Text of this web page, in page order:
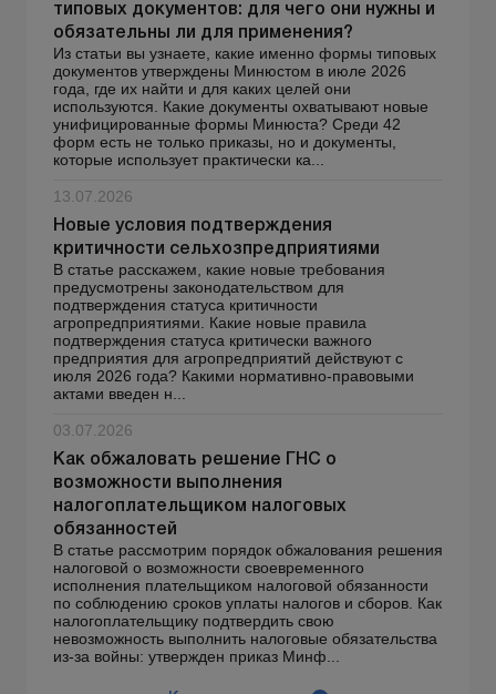
типовых документов: для чего они нужны и
обязательны ли для применения?
Из статьи вы узнаете, какие именно формы типовых
документов утверждены Минюстом в июле 2026
года, где их найти и для каких целей они
используются. Какие документы охватывают новые
унифицированные формы Минюста? Среди 42
форм есть не только приказы, но и документы,
которые использует практически ка...
13.07.2026
Новые условия подтверждения
критичности сельхозпредприятиями
В статье расскажем, какие новые требования
предусмотрены законодательством для
подтверждения статуса критичности
агропредприятиями. Какие новые правила
подтверждения статуса критически важного
предприятия для агропредприятий действуют с
июля 2026 года? Какими нормативно-правовыми
актами введен н...
03.07.2026
Как обжаловать решение ГНС о
возможности выполнения
налогоплательщиком налоговых
обязанностей
В статье рассмотрим порядок обжалования решения
налоговой о возможности своевременного
исполнения плательщиком налоговой обязанности
по соблюдению сроков уплаты налогов и сборов. Как
налогоплательщику подтвердить свою
невозможность выполнить налоговые обязательства
из-за войны: утвержден приказ Минф...